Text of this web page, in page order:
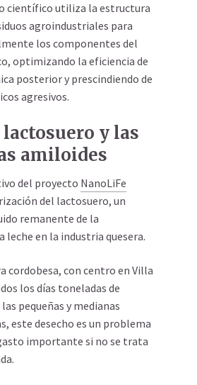
científico utiliza la estructura
agroindustriales para
los componentes del
optimizando la eficiencia de
posterior y prescindiendo de
agresivos.
y las
amiloides
del proyecto NanoLiFe
del lactosuero, un
remanente de la
leche en la industria quesera.
cordobesa, con centro en Villa
los días toneladas de
pequeñas y medianas
este desecho es un problema
importante si no se trata